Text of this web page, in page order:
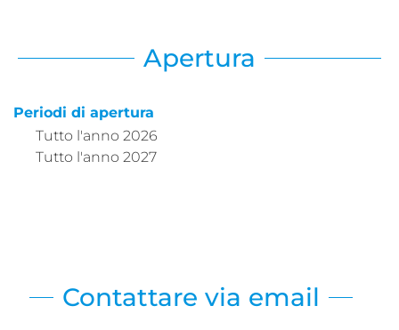
Apertura
Periodi di apertura
Tutto l'anno 2026
Tutto l'anno 2027
Contattare via email